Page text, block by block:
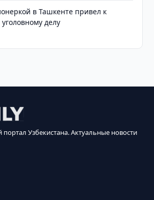
в Ташкенте привел к
делу
Узбекистана. Актуальные новости